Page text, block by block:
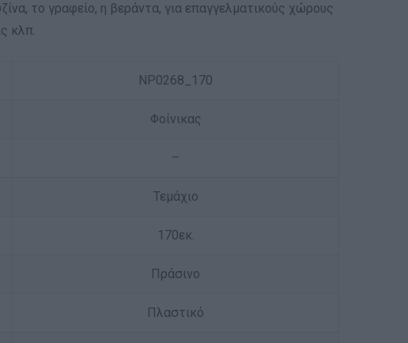
το γραφείο, η βεράντα, για επαγγελματικούς χώρους
κλπ.
NP0268_170
Φοίνικας
–
Τεμάχιο
170εκ.
Πράσινο
Πλαστικό